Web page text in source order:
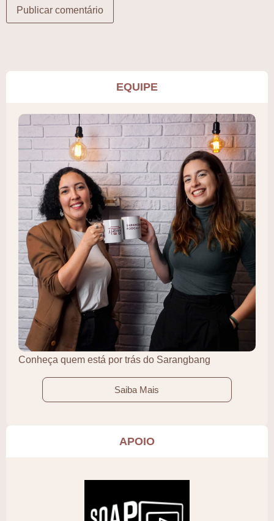
EQUIPE
Conheça quem está por trás do Sarangbang
Saiba Mais
APOIO